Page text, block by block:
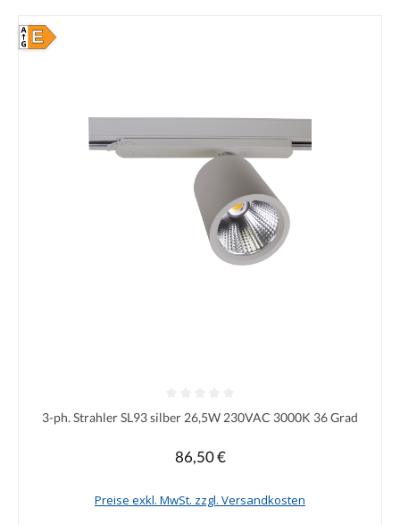
E
Durchschnittliche Bewertung von 0 von 5 Sternen
3-ph. Strahler SL93 silber 26,5W 230VAC 3000K 36 Grad
Regulärer Preis:
86,50 €
Preise exkl. MwSt. zzgl. Versandkosten